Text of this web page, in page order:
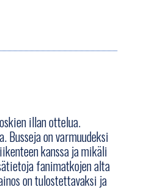
illan ottelua.
on varmuudeksi
kanssa ja mikäli
fanimatkojen alta
on tulostettavaksi ja